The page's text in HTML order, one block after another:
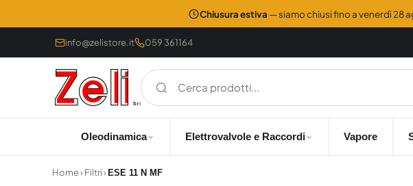
Chiusura estiva — siamo chiusi fino a venerdì 28
info@zelistore.it 059 361164
Oleodinamica Elettrovalvole e Raccordi Vapore
Home›Filtri› ESE 11 N MF